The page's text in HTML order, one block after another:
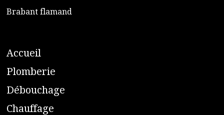
​Brabant flamand
Accueil
​Plomberie
Débouchage
Chauffage